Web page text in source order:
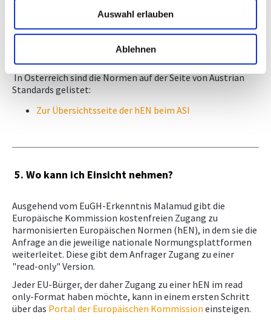
Auswahl erlauben
Ablehnen
findet diese über die Plattform "Your Europe" oder direkt
über die EU-Kommission bzw auch auf weiteren Portalen:
Normung in Europa - Your Europe
Amtsblatt der Europäischen Union - EUR-Lex
Harmonisierte EU-Normen online
In Österreich sind die Normen auf der Seite von Austrian
Standards gelistet:
Zur Übersichtsseite der hEN beim ASI
5. Wo kann ich Einsicht nehmen?
Ausgehend vom EuGH-Erkenntnis Malamud gibt die
Europäische Kommission kostenfreien Zugang zu
harmonisierten Europäischen Normen (hEN), in dem sie die
Anfrage an die jeweilige nationale Normungsplattformen
weiterleitet. Diese gibt dem Anfrager Zugang zu einer
"read-only" Version.
Jeder EU-Bürger, der daher Zugang zu einer hEN im read
only-Format haben möchte, kann in einem ersten Schritt
über das Portal der Europäischen Kommission einsteigen.